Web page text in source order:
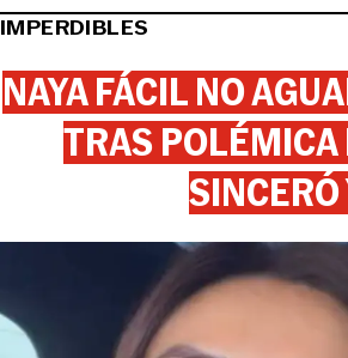
IMPERDIBLES
NAYA FÁCIL NO
TRAS